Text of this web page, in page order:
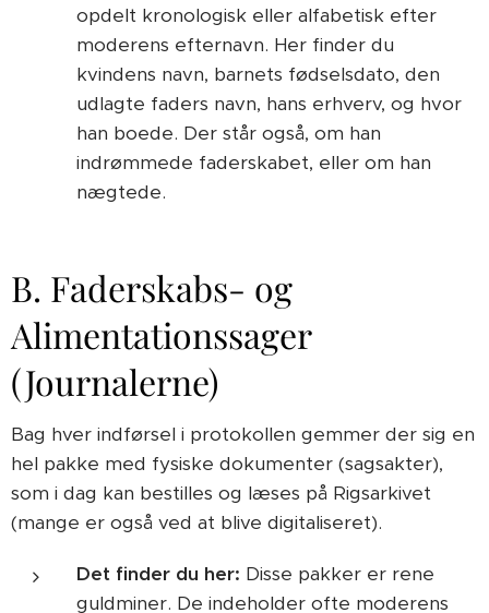
opdelt kronologisk eller alfabetisk efter
moderens efternavn. Her finder du
kvindens navn, barnets fødselsdato, den
udlagte faders navn, hans erhverv, og hvor
han boede. Der står også, om han
indrømmede faderskabet, eller om han
nægtede.
B. Faderskabs- og
Alimentationssager
(Journalerne)
Bag hver indførsel i protokollen gemmer der sig en
hel pakke med fysiske dokumenter (sagsakter),
som i dag kan bestilles og læses på Rigsarkivet
(mange er også ved at blive digitaliseret).
Det finder du her: Disse pakker er rene
guldminer. De indeholder ofte moderens